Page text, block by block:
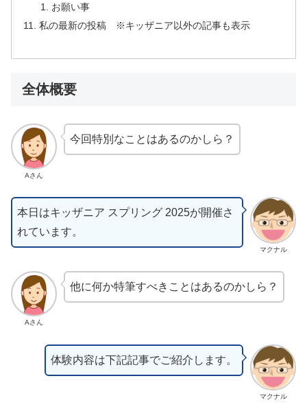
お願い事
私の最新の投稿 ※キッザニア以外の記事も表示
全体概要
Aさん
今回特別なことはあるのかしら？
マクナル
本日はキッザニア スプリング 2025が開催さ
れています。
Aさん
他に何か特筆すべきことはあるのかしら？
マクナル
体験内容は下記記事でご紹介します。